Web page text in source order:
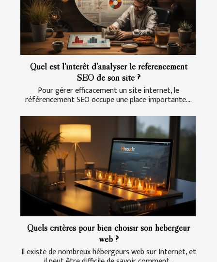
Quel est l’intérêt d’analyser le référencement
SEO de son site ?
Pour gérer efficacement un site internet, le
référencement SEO occupe une place importante....
Quels critères pour bien choisir son hébergeur
web ?
Il existe de nombreux hébergeurs web sur Internet, et